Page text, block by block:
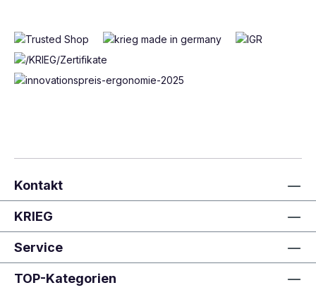
Kontakt
KRIEG
Service
TOP-Kategorien